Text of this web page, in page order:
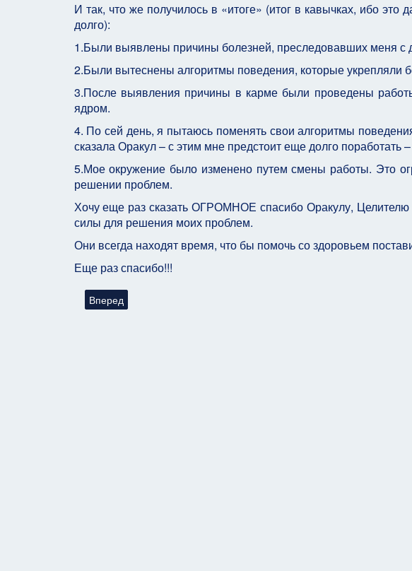
И так, что же получилось в «итоге» (итог в кавычках, ибо
долго):
1.Были выявлены причины болезней, преследовавших меня с
2.Были вытеснены алгоритмы поведения, которые укрепляли
3.После выявления причины в карме были проведены
ядром.
4. По сей день, я пытаюсь поменять свои алгоритмы
сказала Оракул – с этим мне предстоит еще долго поработать
5.Мое окружение было изменено путем смены работы. Это
решении проблем.
Хочу еще раз сказать ОГРОМНОЕ спасибо Оракулу,
силы для решения моих проблем.
Они всегда находят время, что бы помочь со здоровьем
Еще раз спасибо!!!
Следующий: Комплексное решение проблем - Себектет.
Вперед